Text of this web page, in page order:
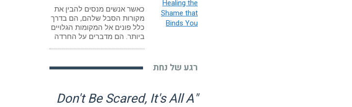
כאשר אנשים מנסים להבין את
מקורות הסבל שלהם, הם בדרך
כלל פונים אל המקומות הגלויים
ביותר. הם מדברים על החרדה
רגע של נחת
"Don't Be Scared, It's All A